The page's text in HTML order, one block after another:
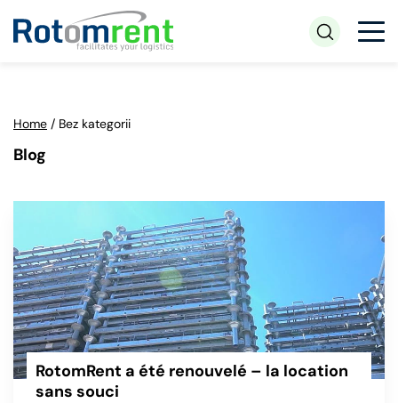
Home / Bez kategorii
Blog
RotomRent a été renouvelé – la location
sans souci